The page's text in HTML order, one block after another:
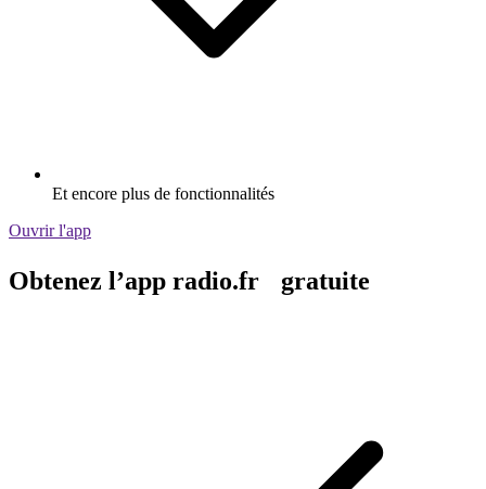
Et encore plus de fonctionnalités
Ouvrir l'app
Obtenez l’app radio.fr gratuite